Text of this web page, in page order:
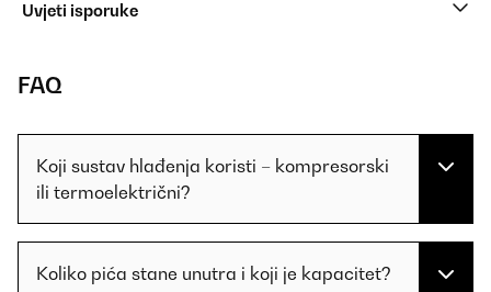
Uvjeti isporuke
FAQ
Koji sustav hlađenja koristi – kompresorski
ili termoelektrični?
Koliko pića stane unutra i koji je kapacitet?